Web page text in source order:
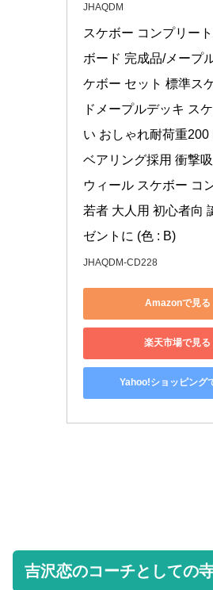
JHAQDM
スケボー コンプリー
ボード 完成品/メープ
ケボー セット 標準ス
ドメープルデッキ ス
い おしゃれ耐荷重200
ベアリング採用 衝撃
ウィール スケボー コ
若者 大人用 初心者向
ゼントに (色 : B)
JHAQDM-CD228
Amazonで見る
楽天市場で見る
Yahoo!ショッピング
吉沢恋のコーチとしての